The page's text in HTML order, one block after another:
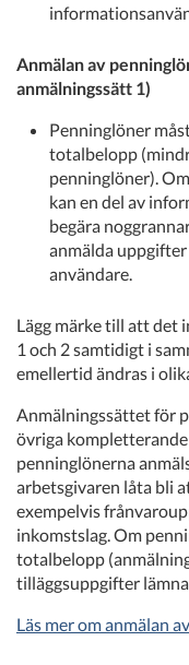
Anmälan av
anmälningssätt 1)
Penninglöner
totalbelopp
penninglöner).
kan en del av
begära
anmälda
användare.
Lägg märke till att det
1 och 2 samtidigt i
emellertid ändras i
Anmälningssättet för
övriga
penninglönerna
arbetsgivaren låta bli
exempelvis
inkomstslag. Om
totalbelopp
tilläggsuppgifter
Läs mer om anmälan